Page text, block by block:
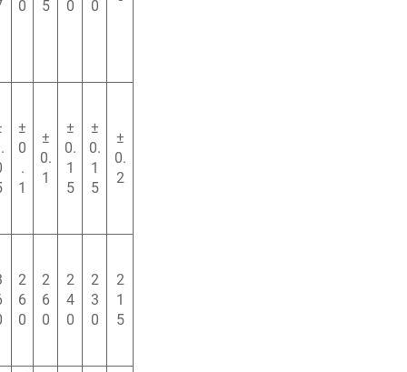
0
5
0
0
±
0
.
1
±
0.
1
±
0.
1
5
±
0.
1
5
±
0.
2
2
6
0
2
6
0
2
4
0
2
3
0
2
1
5